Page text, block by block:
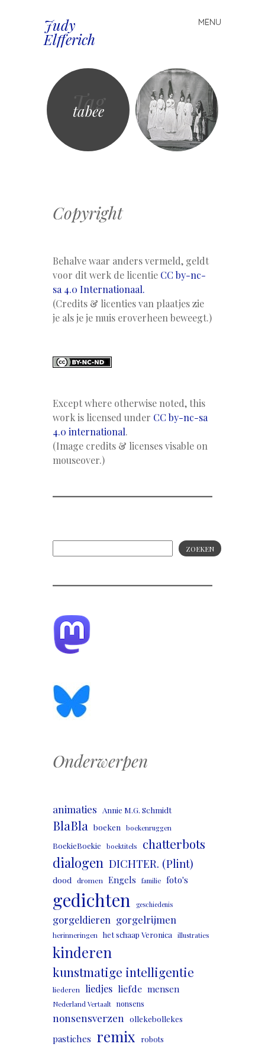
Judy
Elfferich
MENU
Spring
naar
Tag
tabee
Copyright
Behalve waar anders vermeld, geldt
voor dit werk de licentie CC by-nc-
sa 4.0 Internationaal.
(Credits & licenties van plaatjes zie
je als je je muis eroverheen beweegt.)
Except where otherwise noted, this
work is licensed under CC by-nc-sa
4.0 international.
(Image credits & licenses visable on
mouseover.)
ZOEKEN
Onderwerpen
animaties Annie M.G. Schmidt
BlaBla boeken boekenruggen
BoekieBoekie boektitels chatterbots
dialogen DICHTER. (Plint)
dood dromen Engels familie foto's
gedichten geschiedenis
gorgeldieren gorgelrijmen
herinneringen het schaap Veronica illustraties
kinderen
kunstmatige intelligentie
liederen liedjes liefde mensen
Nederland Vertaalt nonsens
nonsensverzen ollekebollekes
pastiches remix
robots